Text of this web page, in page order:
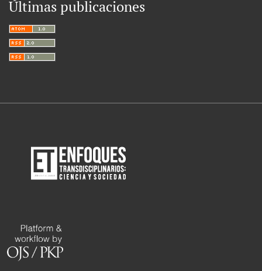
Últimas publicaciones